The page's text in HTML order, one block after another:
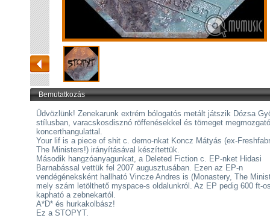
Bemutatkozás
Üdvözlünk! Zenekarunk extrém bólogatós metált játszik Dózsa
stílusban, varacskosdisznó röffenésekkel és tömeget megmozgató
koncerthangulattal.
Your lif is a piece of shit c. demo-nkat Koncz Mátyás (ex-
The Ministers!) irányításával készítettük.
Második hangzóanyagunkat, a Deleted Fiction c. EP-nket Hidasi
Barnabással vettük fel 2007 augusztusában. Ezen az EP-n
vendégéneksként hallható Vincze Andres is (Monastery, The
mely szám letölthető myspace-s oldalunkról. Az EP pedig 600 ft-
kapható a zebnekartól.
A*D* és hurkakolbász!
Ez a STOPYT.